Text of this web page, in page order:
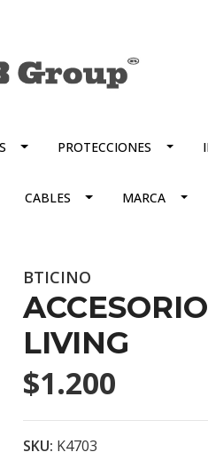
PROTECCIONES
CABLES MARCA
BTICINO
LIVING
$1.200
SKU: K4703